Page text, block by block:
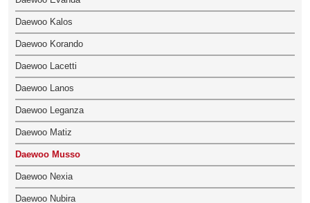
Daewoo Kalos
Daewoo Korando
Daewoo Lacetti
Daewoo Lanos
Daewoo Leganza
Daewoo Matiz
Daewoo Musso
Daewoo Nexia
Daewoo Nubira